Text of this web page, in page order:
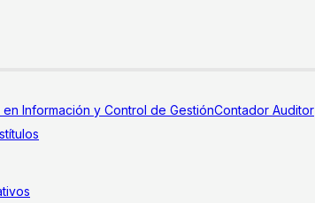
Información y Control de GestiónContador Auditor